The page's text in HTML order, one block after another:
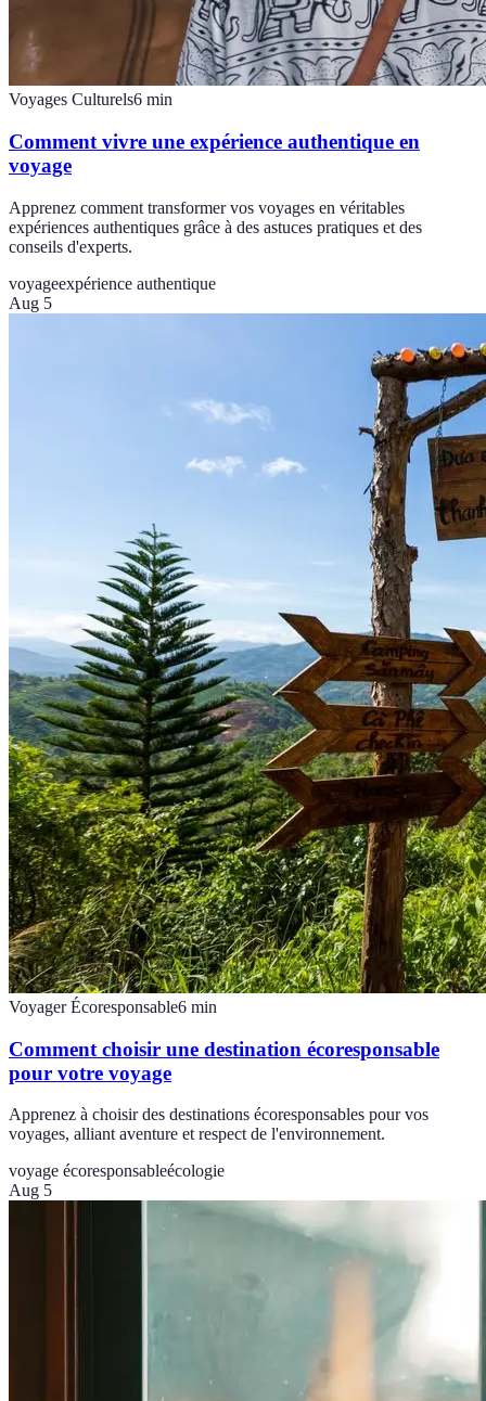
Voyages Culturels6 min
Comment vivre une expérience authentique en
voyage
Apprenez comment transformer vos voyages en véritables
expériences authentiques grâce à des astuces pratiques et des
conseils d'experts.
voyageexpérience authentique
Aug 5
Voyager Écoresponsable6 min
Comment choisir une destination écoresponsable
pour votre voyage
Apprenez à choisir des destinations écoresponsables pour vos
voyages, alliant aventure et respect de l'environnement.
voyage écoresponsableécologie
Aug 5